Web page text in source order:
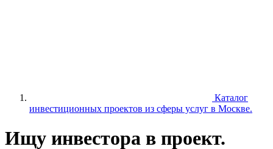
Каталог
инвестиционных проектов из сферы услуг в Москве.
Ищу инвестора в проект.